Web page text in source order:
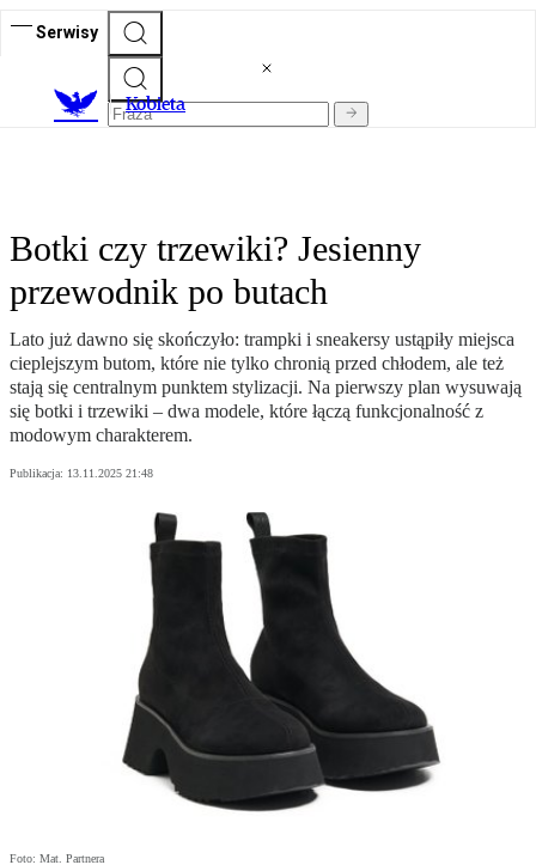
Serwisy
Kobieta
Botki czy trzewiki? Jesienny
przewodnik po butach
Lato już dawno się skończyło: trampki i sneakersy ustąpiły miejsca
cieplejszym butom, które nie tylko chronią przed chłodem, ale też
stają się centralnym punktem stylizacji. Na pierwszy plan wysuwają
się botki i trzewiki – dwa modele, które łączą funkcjonalność z
modowym charakterem.
Publikacja: 13.11.2025 21:48
Foto: Mat. Partnera